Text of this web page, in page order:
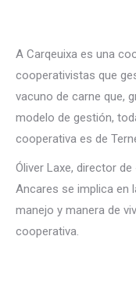
A Carqeuixa es una
cooperativistas que
vacuno de carne que,
modelo de gestión,
cooperativa es de
Óliver Laxe, director
Ancares se implica en
manejo y manera de
cooperativa.